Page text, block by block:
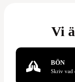
Vi
BÖN
Skriv vad